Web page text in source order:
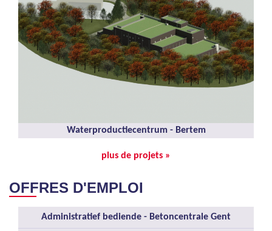
Waterproductiecentrum - Bertem
plus de projets »
OFFRES D'EMPLOI
Administratief bediende - Betoncentrale Gent